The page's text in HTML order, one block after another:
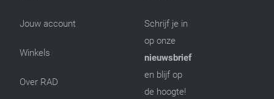
Jouw account
Winkels
Over RAD
Schrijf je in
op onze
nieuwsbrief
en blijf op
de hoogte!